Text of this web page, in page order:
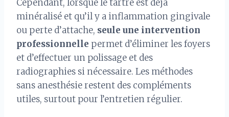
Cependant, lorsque le tartre est déjà
minéralisé et qu’il y a inflammation gingivale
ou perte d’attache, seule une intervention
professionnelle permet d’éliminer les foyers
et d’effectuer un polissage et des
radiographies si nécessaire. Les méthodes
sans anesthésie restent des compléments
utiles, surtout pour l’entretien régulier.